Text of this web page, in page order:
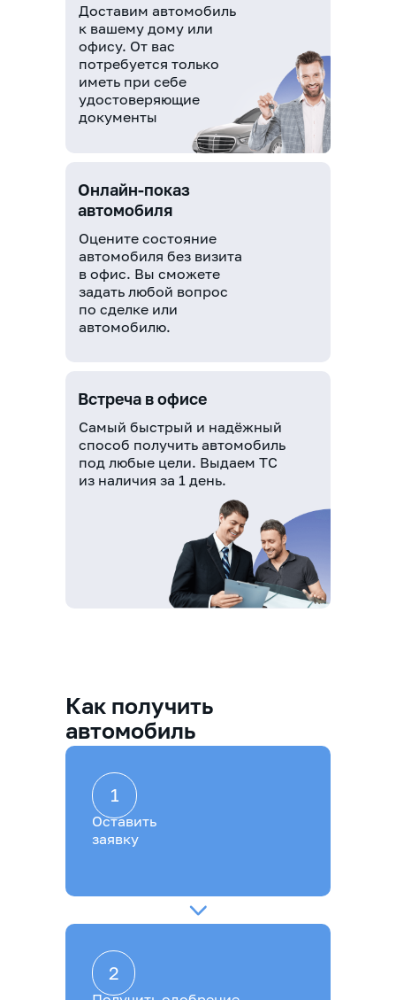
Доставим автомобиль
к вашему дому или
офису. От вас
потребуется только
иметь при себе
удостоверяющие
документы
Оцените состояние
автомобиля без визита
в офис. Вы сможете
задать любой вопрос
по сделке или
автомобилю.
Самый быстрый и надёжный
способ получить автомобиль
под любые цели. Выдаем ТС
из наличия за 1 день.
Онлайн-показ
автомобиля
Встреча в офисе
Как получить
автомобиль
2
Оставить
заявку
1